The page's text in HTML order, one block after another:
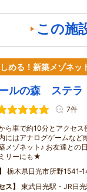
この施
める！新築メゾネッ
ールの森 ステラ
7件
ら車で約10分とアクセ
にはアナログゲームな
メゾネット♪ お友達との
リーにも★
栃木県日光市所野
ス
東武日光駅・JR日